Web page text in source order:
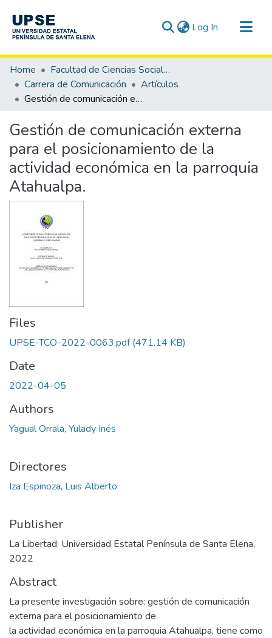
Log In (current)
Communities & Collections
All of DSpace
Statistics
Home
Facultad de Ciencias Sociales y de la Salud
Carrera de Comunicación
Artículos
Gestión de comunicación externa para el posicionamiento de la actividad económica en la parroquia Atahualpa.
Gestión de comunicación externa
para el posicionamiento de la
actividad económica en la parroquia
Atahualpa.
Files
UPSE-TCO-2022-0063.pdf(471.14 KB)
Date
2022-04-05
Authors
Yagual Orrala, Yulady Inés
Directores
Iza Espinoza, Luis Alberto
Publisher
La Libertad: Universidad Estatal Península de Santa Elena,
2022
Abstract
La presente investigación sobre: gestión de comunicación
externa para el posicionamiento de
la actividad económica en la parroquia Atahualpa, tiene como